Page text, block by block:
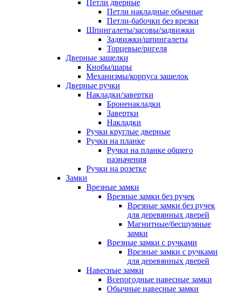
Петли дверные
Петли накладные обычные
Петли-бабочки без врезки
Шпингалеты/засовы/задвижки
Задвижки/шпингалеты
Торцевые/ригеля
Дверные защелки
Кнобы/шары
Механизмы/корпуса защелок
Дверные ручки
Накладки/завертки
Броненакладки
Завертки
Накладки
Ручки круглые дверные
Ручки на планке
Ручки на планке общего
назначения
Ручки на розетке
Замки
Врезные замки
Врезные замки без ручек
Врезные замки без ручек
для деревянных дверей
Магнитные/бесшумные
замки
Врезные замки с ручками
Врезные замки с ручками
для деревянных дверей
Навесные замки
Всепогодные навесные замки
Обычные навесные замки